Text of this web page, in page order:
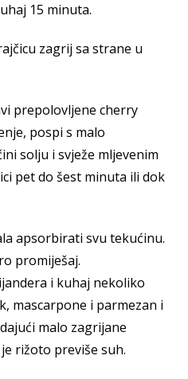
15 minuta.
zagrij sa strane u
prepolovljene cherry
pospi s malo
solju i svježe mljevenim
pet do šest minuta ili dok
apsorbirati svu tekućinu.
promiješaj.
i kuhaj nekoliko
mascarpone i parmezan i
malo zagrijane
rižoto previše suh.